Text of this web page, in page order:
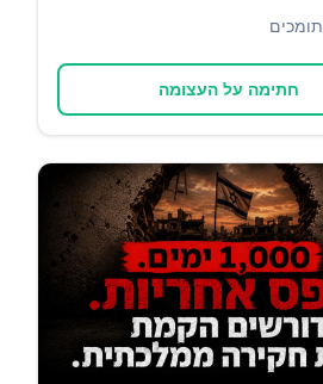
תומכים
חתימה על העצומה